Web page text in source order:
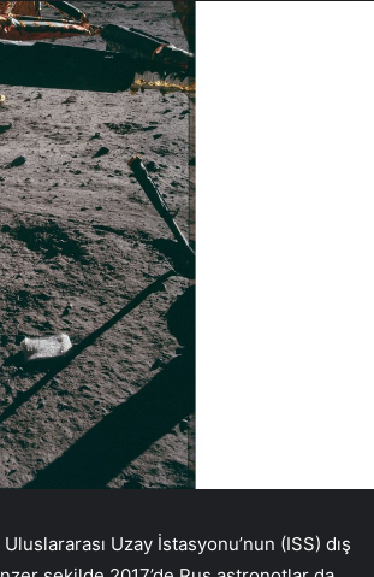
Uzay İstasyonu’nun (ISS) dış